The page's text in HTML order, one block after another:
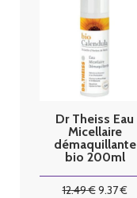
Dr Theiss Eau
Micellaire
démaquillante
bio 200ml
12.49€9.37€